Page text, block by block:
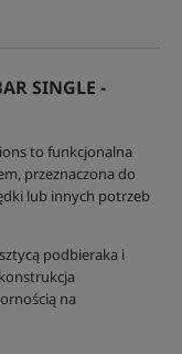
SINGLE -
to funkcjonalna
przeznaczona do
lub innych potrzeb
podbieraka i
na